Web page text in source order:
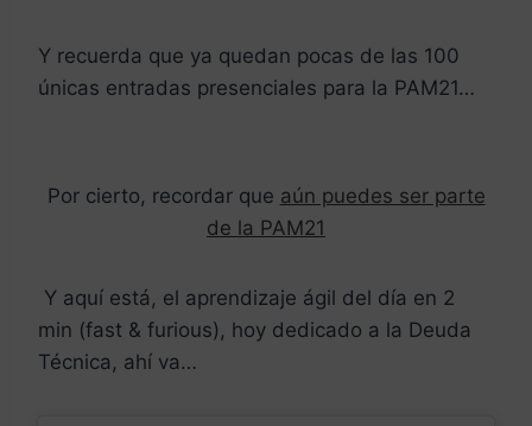
Y recuerda que ya quedan pocas de las 100
únicas entradas presenciales para la PAM21…
Por cierto, recordar que aún puedes ser parte
de la PAM21
Y aquí está, el aprendizaje ágil del día en 2
min (fast & furious), hoy dedicado a la Deuda
Técnica, ahí va…